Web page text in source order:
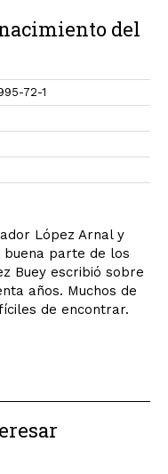
del
72-1
López Arnal y
buena parte de los
Buey escribió sobre
años. Muchos de
de encontrar.